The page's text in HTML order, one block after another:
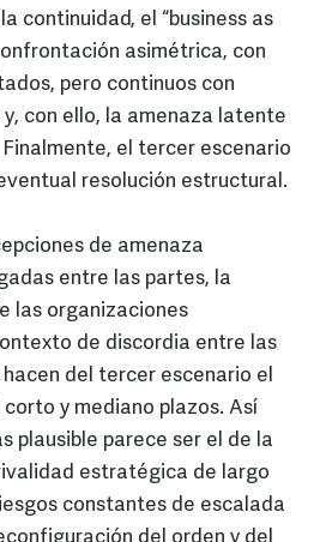
continuidad, el “business as
asimétrica, con
pero continuos con
con ello, la amenaza latente
el tercer escenario
resolución estructural.
de amenaza
entre las partes, la
las organizaciones
de discordia entre las
del tercer escenario el
y mediano plazos. Así
plausible parece ser el de la
estratégica de largo
constantes de escalada